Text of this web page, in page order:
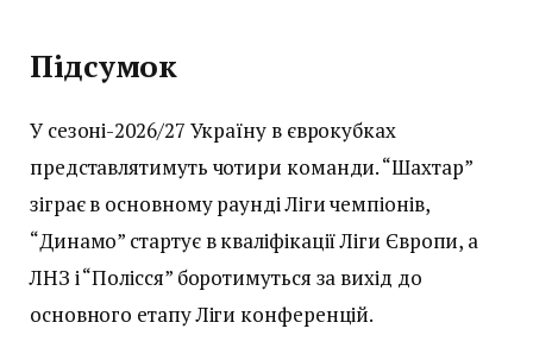
Підсумок
У сезоні-2026/27 Україну в єврокубках
представлятимуть чотири команди. “Шахтар”
зіграє в основному раунді Ліги чемпіонів,
“Динамо” стартує в кваліфікації Ліги Європи, а
ЛНЗ і “Полісся” боротимуться за вихід до
основного етапу Ліги конференцій.